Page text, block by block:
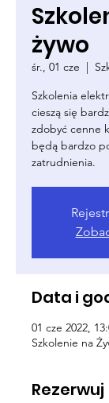
żywo
śr., 01 cze
  |
Szkolenia
cieszą się
zdobyć cenne
będą bardzo
zatrudnienia.
Data i
01 cze 2022,
Szkolenie na
Rezerwuj